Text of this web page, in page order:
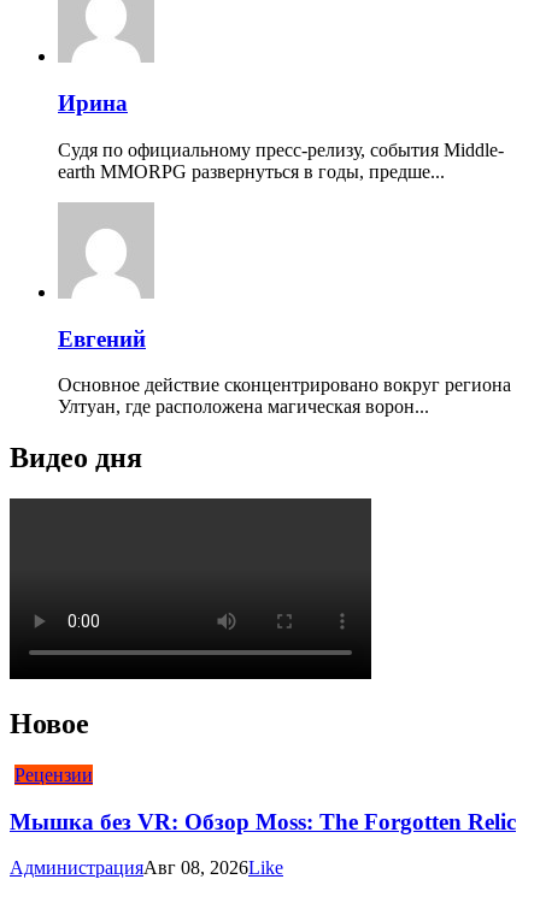
Ирина
Судя по официальному пресс-релизу, события Middle-
earth MMORPG развернуться в годы, предше...
Евгений
Основное действие сконцентрировано вокруг региона
Ултуан, где расположена магическая ворон...
Видео дня
Новое
Рецензии
Мышка без VR: Обзор Moss: The Forgotten Relic
АдминистрацияАвг 08, 2026Like